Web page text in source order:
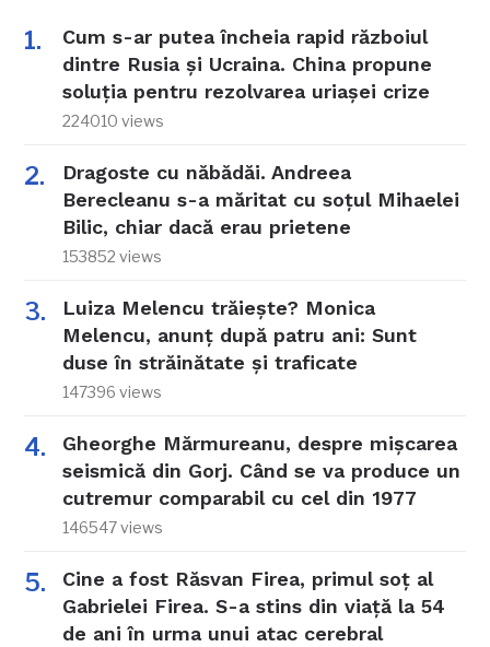
Cum s-ar putea încheia rapid războiul
dintre Rusia și Ucraina. China propune
soluția pentru rezolvarea uriașei crize
224010 views
Dragoste cu năbădăi. Andreea
Berecleanu s-a măritat cu soțul Mihaelei
Bilic, chiar dacă erau prietene
153852 views
Luiza Melencu trăiește? Monica
Melencu, anunț după patru ani: Sunt
duse în străinătate și traficate
147396 views
Gheorghe Mărmureanu, despre mișcarea
seismică din Gorj. Când se va produce un
cutremur comparabil cu cel din 1977
146547 views
Cine a fost Răsvan Firea, primul soț al
Gabrielei Firea. S-a stins din viață la 54
de ani în urma unui atac cerebral